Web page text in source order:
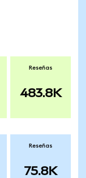
Reseñas
483.8K
Reseñas
75.8K